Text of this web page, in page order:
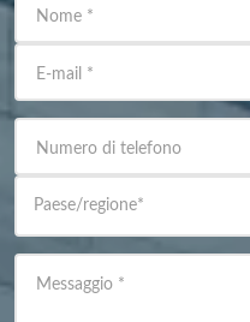
Nome *
E-mail *
Numero di telefono
Paese/regione*
Messaggio *